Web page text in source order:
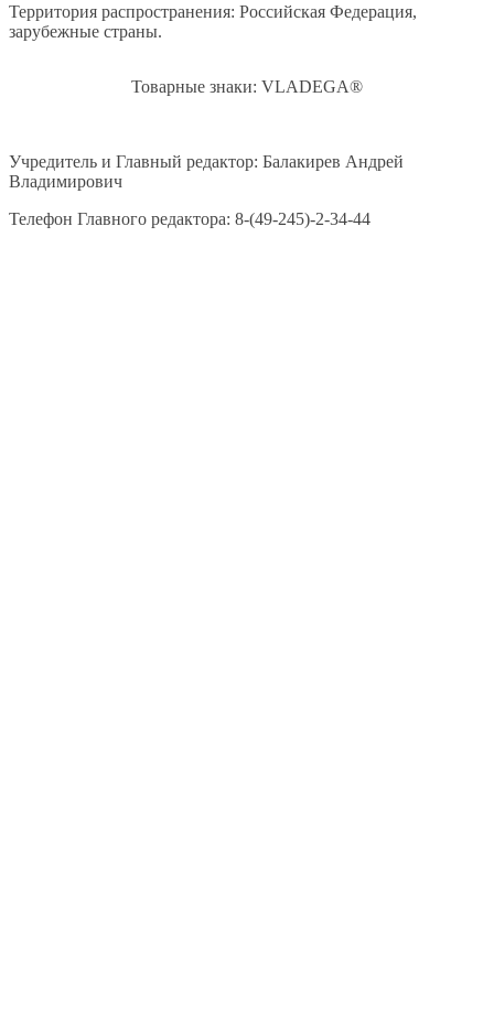
Территория распространения: Российская Федерация,
зарубежные страны.
Товарные знаки: VLADEGA®
Учредитель и Главный редактор: Балакирев Андрей
Владимирович
Телефон Главного редактора: 8-(49-245)-2-34-44